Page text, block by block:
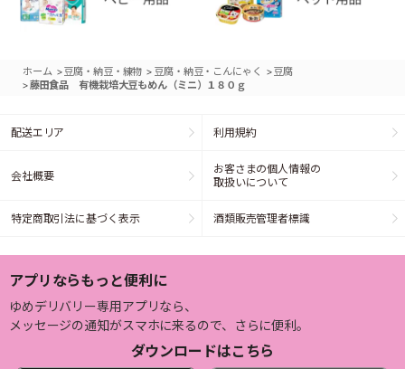
ホーム >豆腐・納豆・練物 > 豆腐・納豆・こんにゃく >豆腐
>藤田食品 有機栽培大豆もめん（ミニ）１８０ｇ
配送エリア 利用規約
会社概要
お客さまの個人情報の
取扱いについて
特定商取引法に基づく表示 酒類販売管理者標識
アプリならもっと便利に
ゆめデリバリー専用アプリなら、
メッセージの通知がスマホに来るので、さらに便利。
ダウンロードはこちら